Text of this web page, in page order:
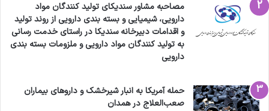
مصاحبه مشاور سندیکای تولید کنندگان مواد
دارویی، شیمیایی و بسته بندی دارویی از روند تولید
و اقدامات دبیرخانه سندیکا در راستای خدمت رسانی
به تولید کنندگان مواد دارویی و ملزومات بسته بندی
دارویی
حمله آمریکا به انبار شیرخشک و داروهای بیماران
صعب‌العلاج در همدان